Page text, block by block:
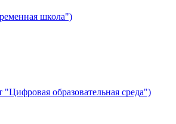
школа")
образовательная среда")